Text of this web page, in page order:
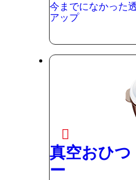
今までになかった
アップ
真空おひ
ー